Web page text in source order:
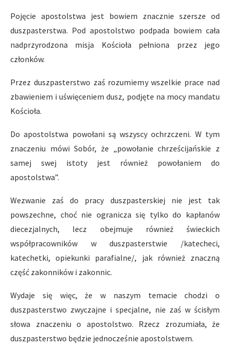
Pojęcie apostolstwa jest bowiem znacznie szersze od
duszpasterstwa. Pod apostolstwo podpada bowiem cała
nadprzyrodzona misja Kościoła pełniona przez jego
członków.
Przez duszpasterstwo zaś rozumiemy wszelkie prace nad
zbawieniem i uświęceniem dusz, podjęte na mocy mandatu
Kościoła.
Do apostolstwa powołani są wszyscy ochrzczeni. W tym
znaczeniu mówi Sobór, że „powołanie chrześcijańskie z
samej swej istoty jest również powołaniem do
apostolstwa”.
Wezwanie zaś do pracy duszpasterskiej nie jest tak
powszechne, choć nie ogranicza się tylko do kapłanów
diecezjalnych, lecz obejmuje również świeckich
współpracowników w duszpasterstwie /katecheci,
katechetki, opiekunki parafialne/, jak również znaczną
część zakonników i zakonnic.
Wydaje się więc, że w naszym temacie chodzi o
duszpasterstwo zwyczajne i specjalne, nie zaś w ścisłym
słowa znaczeniu o apostolstwo. Rzecz zrozumiała, że
duszpasterstwo będzie jednocześnie apostolstwem.